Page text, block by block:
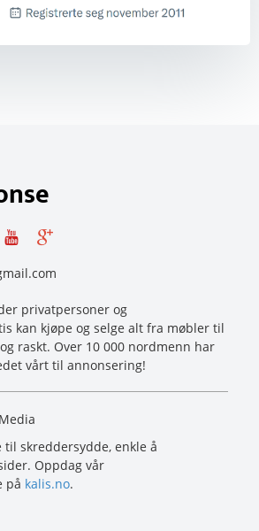
privatpersoner og
kan kjøpe og selge alt fra møbler til
raskt. Over 10 000 nordmenn har
vårt til annonsering!
skreddersydde, enkle å
Oppdag vår
på kalis.no.